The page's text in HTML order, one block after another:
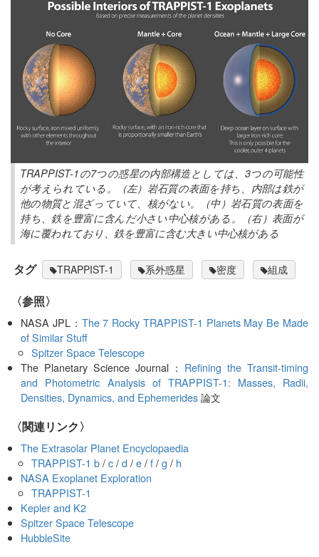
TRAPPIST-1の7つの惑星の内部構造としては、3つの可能性
が考えられている。（左）岩石質の表面を持ち、内部は鉄が
他の物質と混ざっていて、核がない。（中）岩石質の表面を
持ち、鉄を豊富に含んだ小さい中心核がある。（右）表面が
海に覆われており、鉄を豊富に含む大きい中心核がある
タグ TRAPPIST-1 系外惑星 密度 組成
〈参照〉
NASA JPL： The 7 Rocky TRAPPIST-1 Planets May Be Made
of Similar Stuff
Spitzer Space Telescope
The Planetary Science Journal： Refining the Transit-timing
and Photometric Analysis of TRAPPIST-1: Masses, Radii,
Densities, Dynamics, and Ephemerides論文
〈関連リンク〉
The Extrasolar Planet Encyclopaedia
TRAPPIST-1 b/c/d /e/f/g / h
NASA Exoplanet Exploration
TRAPPIST-1
Kepler and K2
Spitzer Space Telescope
HubbleSite